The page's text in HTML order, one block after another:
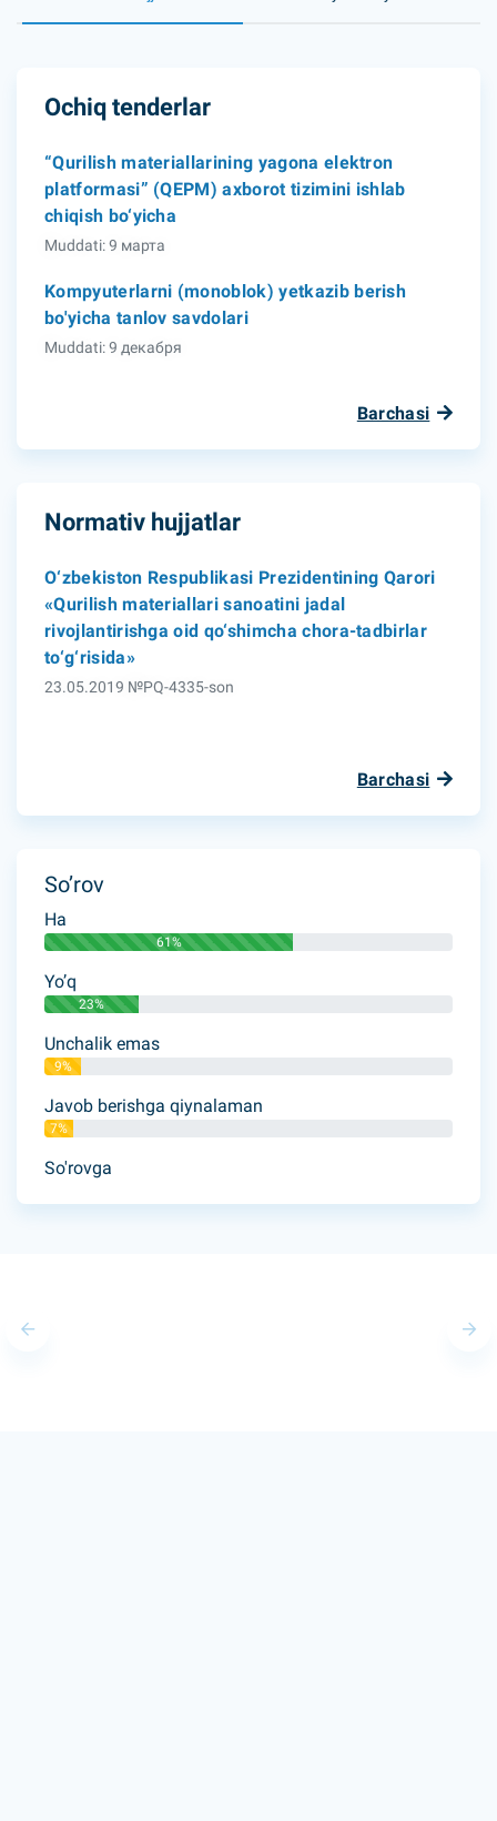
Ochiq tenderlar
“Qurilish materiallarining yagona elektron
platformasi” (QEPM) axborot tizimini ishlab
chiqish bo‘yicha
Muddati: 9 марта
Kompyuterlarni (monoblok) yetkazib berish
bo'yicha tanlov savdolari
Muddati: 9 декабря
Barchasi
Normativ hujjatlar
O‘zbekiston Respublikasi Prezidentining Qarori
«Qurilish materiallari sanoatini jadal
rivojlantirishga oid qo‘shimcha chora-tadbirlar
to‘g‘risida»
23.05.2019 №PQ-4335-son
Barchasi
So’rov
Ha
61%
Yo’q
23%
Unchalik emas
9%
Javob berishga qiynalaman
7%
So'rovga